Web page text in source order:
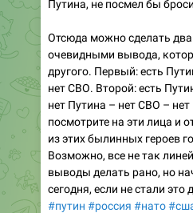
Путина, не посмел бы
Отсюда можно сделать
очевидными вывода,
другого. Первый: есть
нет СВО. Второй: есть
нет Путина – нет СВО – нет
посмотрите на эти лица и
из этих былинных героев
Возможно, все не так
выводы делать рано, но
сегодня, если не стали это
#путин #россия #нато